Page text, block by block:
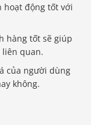
hoạt động tốt với
hàng tốt sẽ giúp
liên quan.
của người dùng
không.